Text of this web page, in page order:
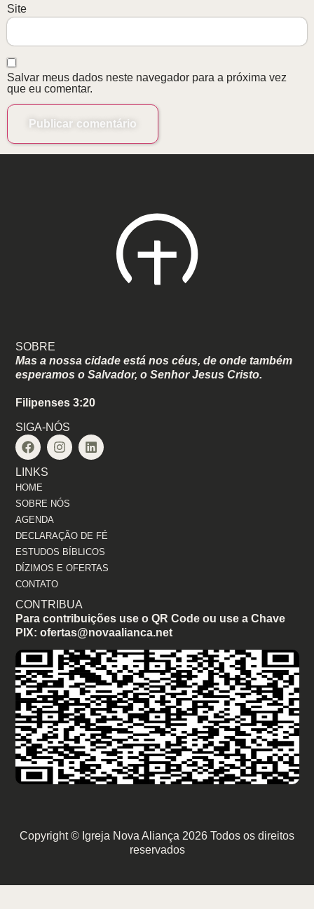
Site
Salvar meus dados neste navegador para a próxima vez
que eu comentar.
SOBRE
Mas a nossa cidade está nos céus, de onde também
esperamos o Salvador, o Senhor Jesus Cristo.
Filipenses 3:20
SIGA-NÓS
LINKS
HOME
SOBRE NÓS
AGENDA
DECLARAÇÃO DE FÉ
ESTUDOS BÍBLICOS
DÍZIMOS E OFERTAS
CONTATO
CONTRIBUA
Para contribuições use o QR Code ou use a Chave
PIX: ofertas@novaalianca.net
Copyright © Igreja Nova Aliança 2026 Todos os direitos
reservados